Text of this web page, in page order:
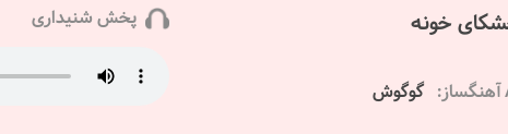
خونه
آهنگساز: گوگوش
پخش شنیداری